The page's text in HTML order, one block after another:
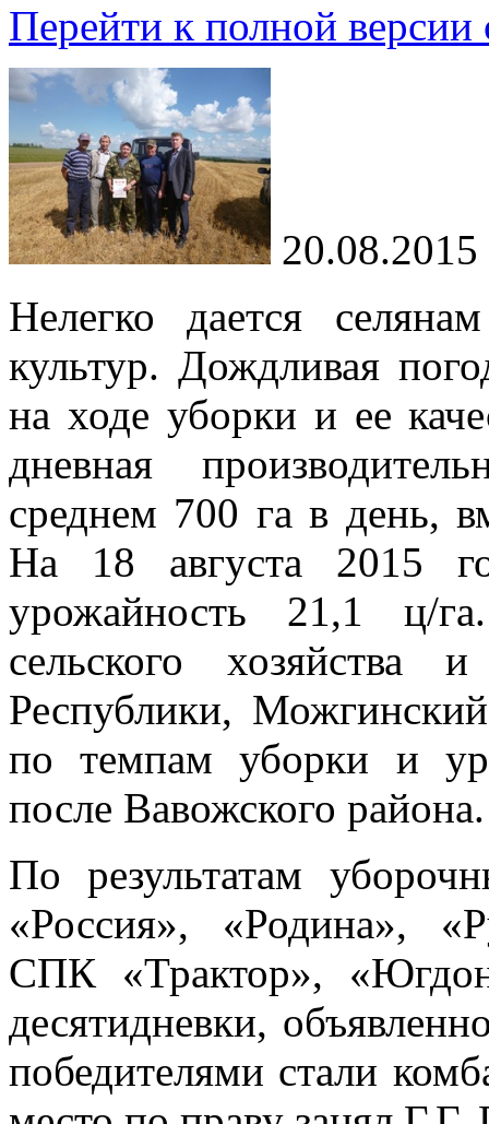
Перейти к полной версии
20.08.2015
Нелегко дается
культур. Дождливая
на ходе уборки и ее
дневная
среднем 700 га в день,
На 18 августа 2015
урожайность 21,1 ц/
сельского хозяйства
Республики,
по темпам уборки и
после Вавожского района.
По результатам
«Россия», «Родина»,
СПК «Трактор»,
десятидневки,
победителями стали